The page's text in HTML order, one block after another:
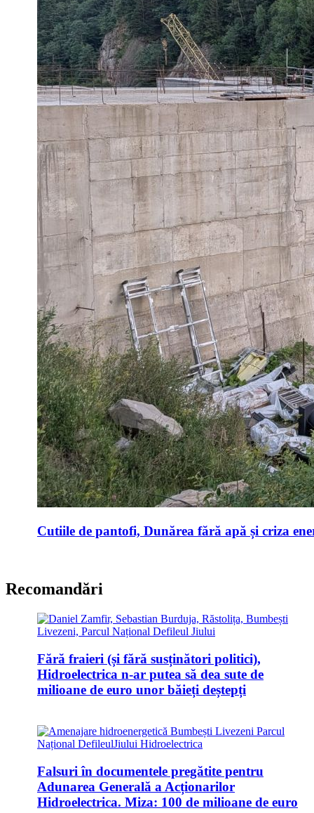
Cutiile de pantofi, Dunărea fără apă și criza
Recomandări
Fără fraieri (și fără susținători politici),
Hidroelectrica n-ar putea să dea sute de
milioane de euro unor băieți deștepți
Falsuri în documentele pregătite pentru
Adunarea Generală a Acționarilor
Hidroelectrica. Miza: 100 de milioane de euro